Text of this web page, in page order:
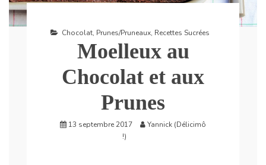
Chocolat, Prunes/Pruneaux, Recettes Sucrées
Moelleux au
Chocolat et aux
Prunes
13 septembre 2017
Yannick (Délicimô
!)